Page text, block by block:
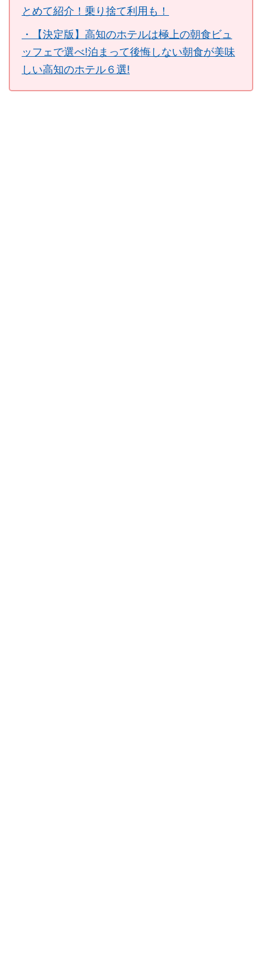
とめて紹介！乗り捨て利用も！
・【決定版】高知のホテルは極上の朝食ビュ
ッフェで選べ!泊まって後悔しない朝食が美味
しい高知のホテル６選!